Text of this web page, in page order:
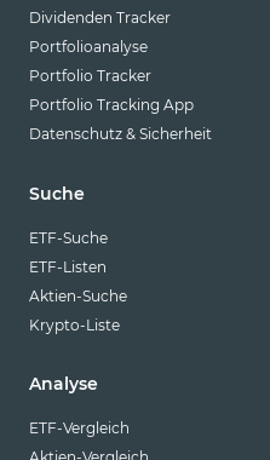
Dividenden Tracker
Portfolioanalyse
Portfolio Tracker
Portfolio Tracking App
Datenschutz & Sicherheit
Suche
ETF-Suche
ETF-Listen
Aktien-Suche
Krypto-Liste
Analyse
ETF-Vergleich